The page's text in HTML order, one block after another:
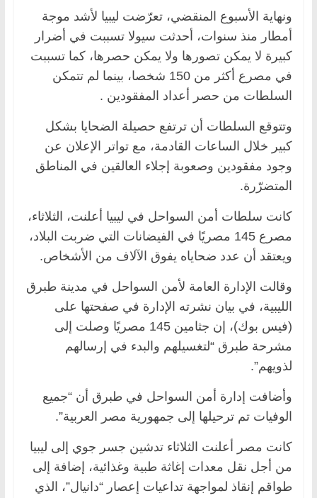
ونهاية الأسبوع المنقضي، تعرّضت ليبيا لأشد موجة
أمطار منذ سنوات، أحدثت سيولا تسببت في أضرار
كبيرة لا يمكن تصورها ولا يمكن حصرها، كما تسببت
في مصرع أكثر من 150 شخصا، بينما لم تتمكن
السلطات من حصر أعداد المفقودين .
وتتوقع السلطات أن ترتفع حصيلة الضحايا بشكل
كبير خلال الساعات القادمة، مع تواتر الإعلان عن
وجود مفقودين وصعوبة إجلاء العالقين في المناطق
المتضرّرة.
كانت سلطات أمن السواحل في ليبيا أعلنت، الثلاثاء،
مصرع 145 مصريًا في الفيضانات التي ضربت البلاد،
ويعتقد أن عدد ضحاياه يفوق الآلاف من الأشخاص.
وقالت الإدارة العامة لأمن السواحل في مدينة طبرق
الليبية، في بيان نشرته الإدارة في صفحتها على
(فيس بوك)، إن جثامين 145 مصريًا وصلت إلى
مشرحة طبرق “لتغسيلهم والبدء في إرسالهم
لذويهم”.
وأضافت إدارة أمن السواحل في طبرق أن “جميع
الوفيات تم ترحيلها إلى جمهورية مصر العربية”.
كانت مصر أعلنت الثلاثاء تدشين جسر جوي إلى ليبيا
من أجل نقل معدات إغاثة طبية وغذائية، إضافة إلى
طواقم إنقاذ لمواجهة تداعيات إعصار “دانيال”، الذي